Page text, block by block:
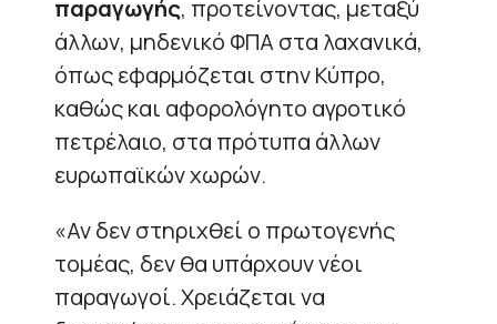
παραγωγής, προτείνοντας, μεταξύ
άλλων, μηδενικό ΦΠΑ στα λαχανικά,
όπως εφαρμόζεται στην Κύπρο,
καθώς και αφορολόγητο αγροτικό
πετρέλαιο, στα πρότυπα άλλων
ευρωπαϊκών χωρών.
«Αν δεν στηριχθεί ο πρωτογενής
τομέας, δεν θα υπάρχουν νέοι
παραγωγοί. Χρειάζεται να